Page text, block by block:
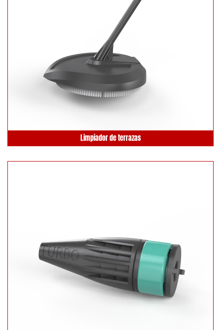
Limpiador de terrazas